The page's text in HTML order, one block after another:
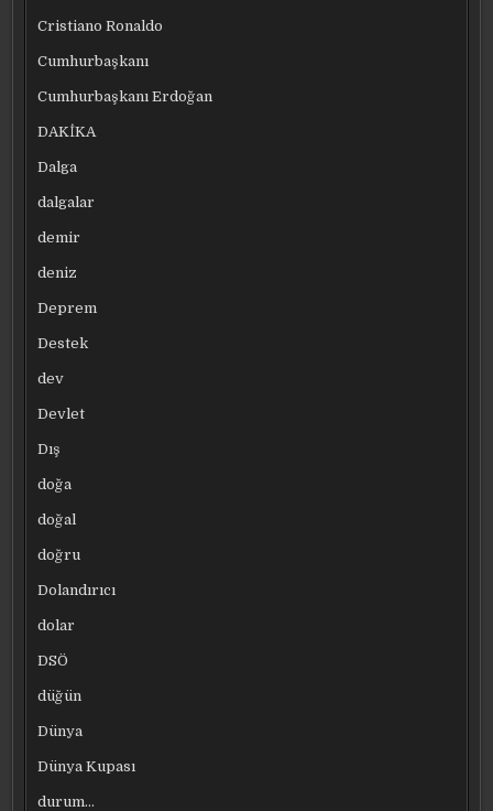
Cristiano Ronaldo
Cumhurbaşkanı
Cumhurbaşkanı Erdoğan
DAKİKA
Dalga
dalgalar
demir
deniz
Deprem
Destek
dev
Devlet
Dış
doğa
doğal
doğru
Dolandırıcı
dolar
DSÖ
düğün
Dünya
Dünya Kupası
durum…